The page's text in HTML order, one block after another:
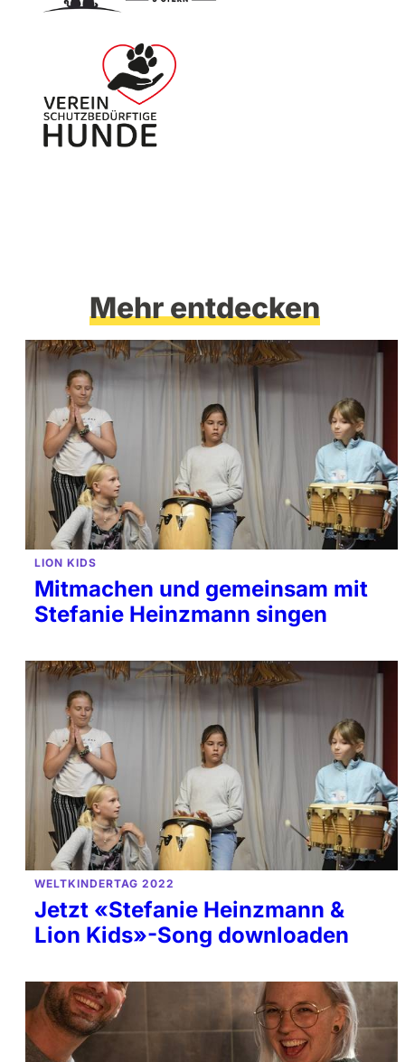
Mehr entdecken
LION KIDS
Mitmachen und gemeinsam mit
Stefanie Heinzmann singen
WELTKINDERTAG 2022
Jetzt «Stefanie Heinzmann &
Lion Kids»-Song downloaden